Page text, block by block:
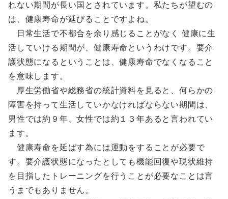
れない期間が長い国とされています。私たちが望むの
は、健康寿命が延びることですよね。
日常生活で不都合を余り感じることがなく 健康に生
活していける期間が、健康寿命というわけです。要介
護状態になるということは、健康寿命でなくなること
を意味します。
厚生労働省や総務省の統計資料を見ると、何らかの
障害を持って生活していかなければならない期間は、
男性では約９年、女性では約１３年あると言われてい
ます。
健康寿命を延ばす為には運動をすることが必要で
す。要介護状態になったとしても機能回復や現状維持
を目指したトレーニングを行うことが必要なことは言
うまでもありません。